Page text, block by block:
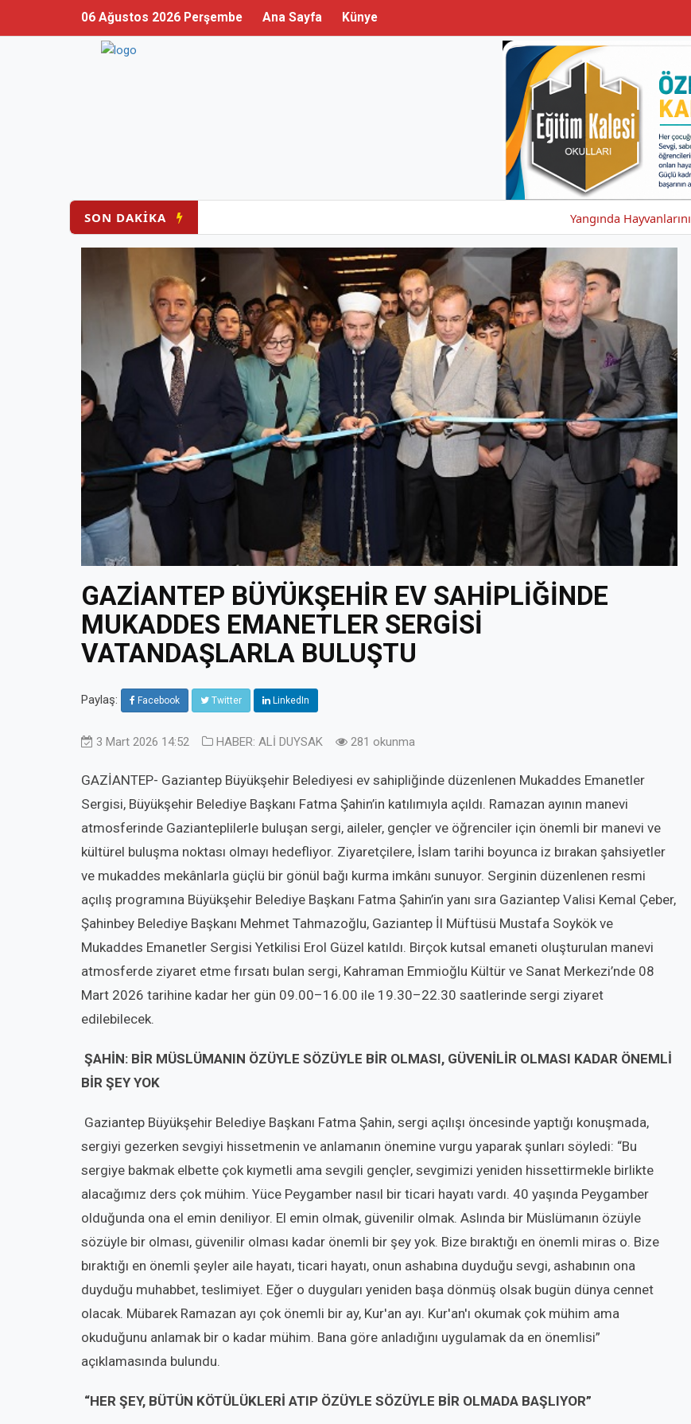
06 Ağustos 2026 Perşembe Ana Sayfa Künye
SON DAKİKA Yangında Hayvanlarını ve
GAZİANTEP BÜYÜKŞEHİR EV SAHİPLİĞİNDE
MUKADDES EMANETLER SERGİSİ
VATANDAŞLARLA BULUŞTU
Paylaş: Facebook Twitter LinkedIn
3 Mart 2026 14:52 HABER: ALİ DUYSAK 281 okunma
GAZİANTEP- Gaziantep Büyükşehir Belediyesi ev sahipliğinde düzenlenen Mukaddes Emanetler
Sergisi, Büyükşehir Belediye Başkanı Fatma Şahin’in katılımıyla açıldı. Ramazan ayının manevi
atmosferinde Gazianteplilerle buluşan sergi, aileler, gençler ve öğrenciler için önemli bir manevi ve
kültürel buluşma noktası olmayı hedefliyor. Ziyaretçilere, İslam tarihi boyunca iz bırakan şahsiyetler
ve mukaddes mekânlarla güçlü bir gönül bağı kurma imkânı sunuyor. Serginin düzenlenen resmi
açılış programına Büyükşehir Belediye Başkanı Fatma Şahin’in yanı sıra Gaziantep Valisi Kemal Çeber,
Şahinbey Belediye Başkanı Mehmet Tahmazoğlu, Gaziantep İl Müftüsü Mustafa Soykök ve
Mukaddes Emanetler Sergisi Yetkilisi Erol Güzel katıldı. Birçok kutsal emaneti oluşturulan manevi
atmosferde ziyaret etme fırsatı bulan sergi, Kahraman Emmioğlu Kültür ve Sanat Merkezi’nde 08
Mart 2026 tarihine kadar her gün 09.00–16.00 ile 19.30–22.30 saatlerinde sergi ziyaret
edilebilecek.
ŞAHİN: BİR MÜSLÜMANIN ÖZÜYLE SÖZÜYLE BİR OLMASI, GÜVENİLİR OLMASI KADAR ÖNEMLİ
BİR ŞEY YOK
Gaziantep Büyükşehir Belediye Başkanı Fatma Şahin, sergi açılışı öncesinde yaptığı konuşmada,
sergiyi gezerken sevgiyi hissetmenin ve anlamanın önemine vurgu yaparak şunları söyledi: “Bu
sergiye bakmak elbette çok kıymetli ama sevgili gençler, sevgimizi yeniden hissettirmekle birlikte
alacağımız ders çok mühim. Yüce Peygamber nasıl bir ticari hayatı vardı. 40 yaşında Peygamber
olduğunda ona el emin deniliyor. El emin olmak, güvenilir olmak. Aslında bir Müslümanın özüyle
sözüyle bir olması, güvenilir olması kadar önemli bir şey yok. Bize bıraktığı en önemli miras o. Bize
bıraktığı en önemli şeyler aile hayatı, ticari hayatı, onun ashabına duyduğu sevgi, ashabının ona
duyduğu muhabbet, teslimiyet. Eğer o duyguları yeniden başa dönmüş olsak bugün dünya cennet
olacak. Mübarek Ramazan ayı çok önemli bir ay, Kur'an ayı. Kur'an'ı okumak çok mühim ama
okuduğunu anlamak bir o kadar mühim. Bana göre anladığını uygulamak da en önemlisi”
açıklamasında bulundu.
“HER ŞEY, BÜTÜN KÖTÜLÜKLERİ ATIP ÖZÜYLE SÖZÜYLE BİR OLMADA BAŞLIYOR”